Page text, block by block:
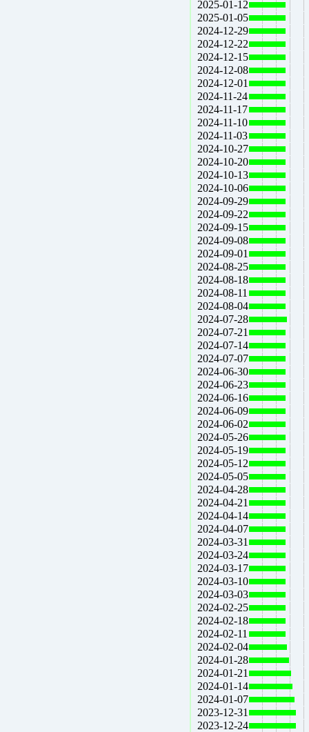
2025-01-12
2025-01-05
2024-12-29
2024-12-22
2024-12-15
2024-12-08
2024-12-01
2024-11-24
2024-11-17
2024-11-10
2024-11-03
2024-10-27
2024-10-20
2024-10-13
2024-10-06
2024-09-29
2024-09-22
2024-09-15
2024-09-08
2024-09-01
2024-08-25
2024-08-18
2024-08-11
2024-08-04
2024-07-28
2024-07-21
2024-07-14
2024-07-07
2024-06-30
2024-06-23
2024-06-16
2024-06-09
2024-06-02
2024-05-26
2024-05-19
2024-05-12
2024-05-05
2024-04-28
2024-04-21
2024-04-14
2024-04-07
2024-03-31
2024-03-24
2024-03-17
2024-03-10
2024-03-03
2024-02-25
2024-02-18
2024-02-11
2024-02-04
2024-01-28
2024-01-21
2024-01-14
2024-01-07
2023-12-31
2023-12-24